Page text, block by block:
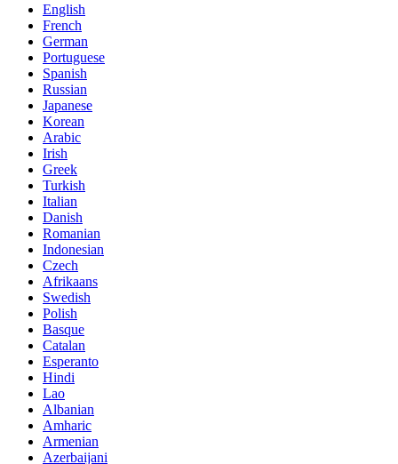
English
French
German
Portuguese
Spanish
Russian
Japanese
Korean
Arabic
Irish
Greek
Turkish
Italian
Danish
Romanian
Indonesian
Czech
Afrikaans
Swedish
Polish
Basque
Catalan
Esperanto
Hindi
Lao
Albanian
Amharic
Armenian
Azerbaijani